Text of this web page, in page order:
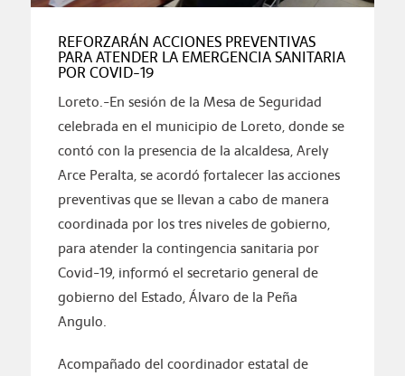
REFORZARÁN ACCIONES PREVENTIVAS
PARA ATENDER LA EMERGENCIA SANITARIA
POR COVID-19
Loreto.-En sesión de la Mesa de Seguridad
celebrada en el municipio de Loreto, donde se
contó con la presencia de la alcaldesa, Arely
Arce Peralta, se acordó fortalecer las acciones
preventivas que se llevan a cabo de manera
coordinada por los tres niveles de gobierno,
para atender la contingencia sanitaria por
Covid-19, informó el secretario general de
gobierno del Estado, Álvaro de la Peña
Angulo.
Acompañado del coordinador estatal de